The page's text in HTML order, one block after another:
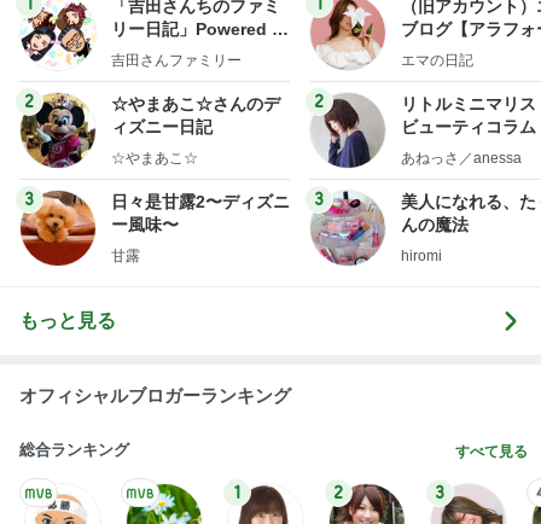
1
「吉田さんちのファミ
リー日記」Powered b
y Ameba 吉田さんファ
ログ
吉田さんファミリー
2
☆やまあこ☆さんのデ
ィズニー日記
☆やまあこ☆
3
日々是甘露2〜ディズニ
ー風味〜
甘露
1
（旧アカウント
ブログ【アラフォ
社売却セカンドラ
エマの日記
2
リトルミニマリス
ビューティコラ
little
あねっさ／anessa
3
美人になれる、た
んの魔法
hiromi
もっと見る
オフィシャルブロガーランキング
総合ランキング すべて見る
1 2 3